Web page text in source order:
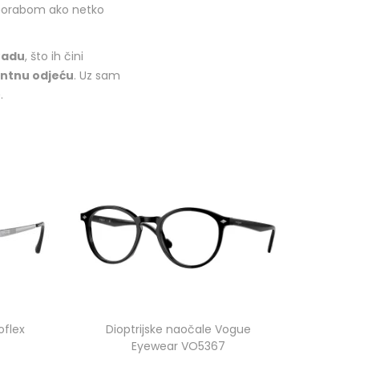
ako netko
, što ih čini
odjeću. Uz sam
Dioptrijske naočale Vogue
Eyewear VO5367